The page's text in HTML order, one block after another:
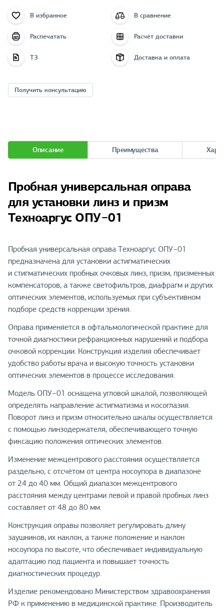
В избранное В сравнение
Распечатать Расчёт доставки
ТЗ Доставка и оплата
Получить консультацию
Описание Преимущества
Пробная универсальная оправа
для установки линз и призм
Техноаргус ОПУ−01
Пробная универсальная оправа Техноаргус ОПУ−01
предназначена для установки астигматических
и стигматических пробных очковых линз, призм, призменных
компенсаторов, а также светофильтров, диафрагм и других
оптических элементов, используемых при субъективном
подборе средств коррекции зрения.
Оправа применяется в офтальмологической практике для
точной диагностики рефракционных нарушений и подбора
очковой коррекции. Конструкция изделия обеспечивает
удобство работы врача и высокую точность установки
оптических элементов в процессе исследования.
Модель ОПУ−01 оснащена угловой шкалой, позволяющей
определять направление астигматизма и косоглазия.
Поворот линз и призм относительно шкалы осуществляется
с помощью линзодержателя, обеспечивающего точную
фиксацию положения оптических элементов.
Изменение межцентрового расстояния осуществляется
раздельно, с отсчётом от центра носоупора в диапазоне
от 24 до 40 мм. Общий диапазон межцентрового
расстояния между центрами левой и правой пробных линз
составляет от 48 до 80 мм.
Конструкция оправы позволяет регулировать длину
заушников, их наклон, а также положение и наклон
носоупора по высоте, что обеспечивает индивидуальную
адаптацию под пациента и повышает точность
диагностических процедур.
Изделие рекомендовано Министерством здравоохранения
РФ к применению в медицинской практике. Производитель